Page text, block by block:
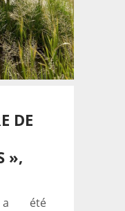
DE
»,
a été